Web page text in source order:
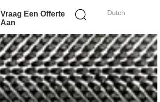
Dutch
Vraag Een Offerte
Aan